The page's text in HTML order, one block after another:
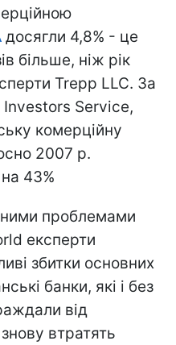
досягли 4,8% - це
більше, ніж рік
Trepp LLC. За
Service,
комерційну
2007 р.
43%
проблемами
експерти
збитки основних
банки, які і без
від
втратять